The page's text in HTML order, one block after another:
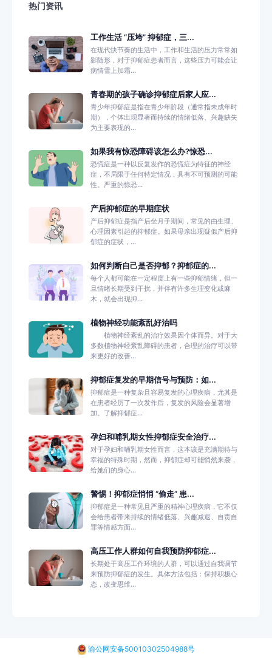
热门资讯
工作生活 “压垮” 抑郁症，三...
在现代快节奏的生活中，工作和生活的压力常常如
影随形，对于抑郁症患者而言，这些压力可能会让
病情雪上加霜...
青春期的孩子确诊抑郁症后家人应...
青少年抑郁症是指在青少年阶段（通常指未成年时
期），个体出现显著而持续的情绪低落、兴趣缺失
为主要表现的...
如果我有惊恐障碍该怎么办?惊恐...
恐慌症是一种以反复发作的恐慌症为特征的神经
症，不局限于任何特定情况，具有不可预测的可能
性。严重的惊恐...
产后抑郁症的早期症状
产后抑郁症是指产后坐月子期间，常见的由生理、
心理因素引起的抑郁症。如果母亲出现疑似产后抑
郁症的症状，...
如何判断自己是否抑郁？抑郁症的...
每个人都可能在一定程度上有一些抑郁情绪，但一
旦情绪长期受到干扰，并伴有许多生理变化或麻
木，就会出现抑...
植物神经功能紊乱好治吗
植物神经紊乱的治疗效果因个体而异。对于大
多数植物神经紊乱障碍的患者，合理的治疗可以带
来更好的改善...
抑郁症复发的早期信号与预防：如...
抑郁症是一种复杂且容易复发的心理疾病，尤其是
在患者经历了一次发作后，复发的风险会显著增
加。了解抑郁症...
孕妇和哺乳期女性抑郁症安全治疗...
对于孕妇和哺乳期女性而言，这本该是充满期待与
幸福的特殊时期，然而，抑郁症却可能悄然来袭，
给她们的身心...
警惕！抑郁症悄悄 “偷走” 患...
抑郁症是一种常见且严重的精神心理疾病，它不仅
会给患者带来持续的情绪低落、兴趣减退、自责自
罪等情感方面...
高压工作人群如何自我预防抑郁症...
长期处于高压工作环境的人群，可以通过自我调节
来预防抑郁症的发生。具体方法包括：保持积极心
态，改变思维...
渝公网安备50010302504988号